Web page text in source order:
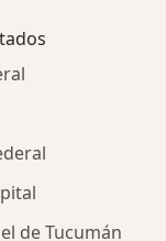
de Tucumán